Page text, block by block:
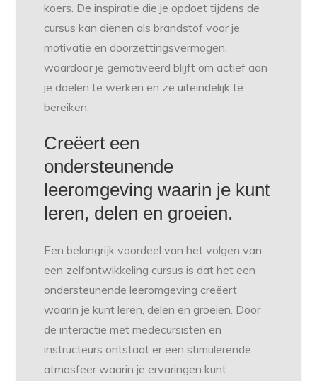
koers. De inspiratie die je opdoet tijdens de
cursus kan dienen als brandstof voor je
motivatie en doorzettingsvermogen,
waardoor je gemotiveerd blijft om actief aan
je doelen te werken en ze uiteindelijk te
bereiken.
Creëert een
ondersteunende
leeromgeving waarin je kunt
leren, delen en groeien.
Een belangrijk voordeel van het volgen van
een zelfontwikkeling cursus is dat het een
ondersteunende leeromgeving creëert
waarin je kunt leren, delen en groeien. Door
de interactie met medecursisten en
instructeurs ontstaat er een stimulerende
atmosfeer waarin je ervaringen kunt